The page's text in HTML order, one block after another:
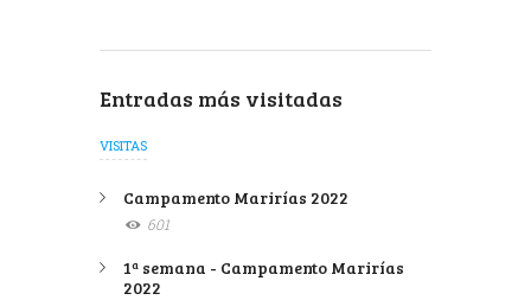
Entradas más visitadas
VISITAS
Campamento Marirías 2022
601
1ª semana - Campamento Marirías
2022